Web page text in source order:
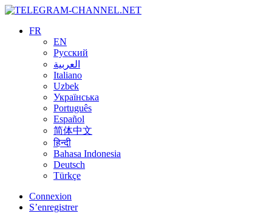
FR
EN
Русский
العربية
Italiano
Uzbek
Українська
Português
Español
简体中文
हिन्दी
Bahasa Indonesia
Deutsch
Türkçe
Connexion
S’enregistrer